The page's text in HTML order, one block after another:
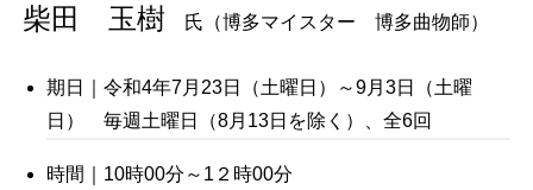
柴田 玉樹 氏（博多マイスター 博多曲物師）
期日｜令和4年7月23日（土曜日）～9月3日（土曜
日） 毎週土曜日（8月13日を除く）、全6回
時間｜10時00分～1２時00分